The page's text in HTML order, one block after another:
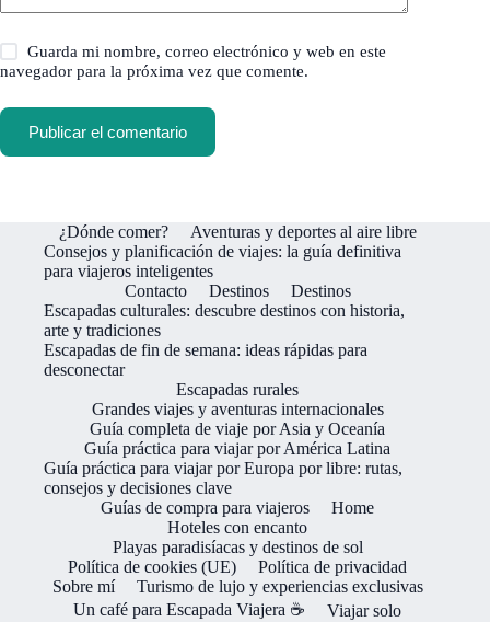
Guarda mi nombre, correo electrónico y web en este
navegador para la próxima vez que comente.
Publicar el comentario
¿Dónde comer?
Aventuras y deportes al aire libre
Consejos y planificación de viajes: la guía definitiva
para viajeros inteligentes
Contacto
Destinos
Destinos
Escapadas culturales: descubre destinos con historia,
arte y tradiciones
Escapadas de fin de semana: ideas rápidas para
desconectar
Escapadas rurales
Grandes viajes y aventuras internacionales
Guía completa de viaje por Asia y Oceanía
Guía práctica para viajar por América Latina
Guía práctica para viajar por Europa por libre: rutas,
consejos y decisiones clave
Guías de compra para viajeros
Home
Hoteles con encanto
Playas paradisíacas y destinos de sol
Política de cookies (UE)
Política de privacidad
Sobre mí
Turismo de lujo y experiencias exclusivas
Un café para Escapada Viajera ☕
Viajar solo